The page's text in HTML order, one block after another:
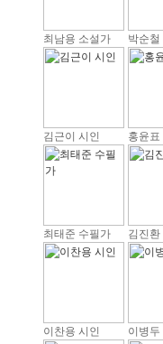
최남용 소설가 박순
김근이 시인 홍윤표
최태준 수필가 김진환
이찬용 시인 이병두